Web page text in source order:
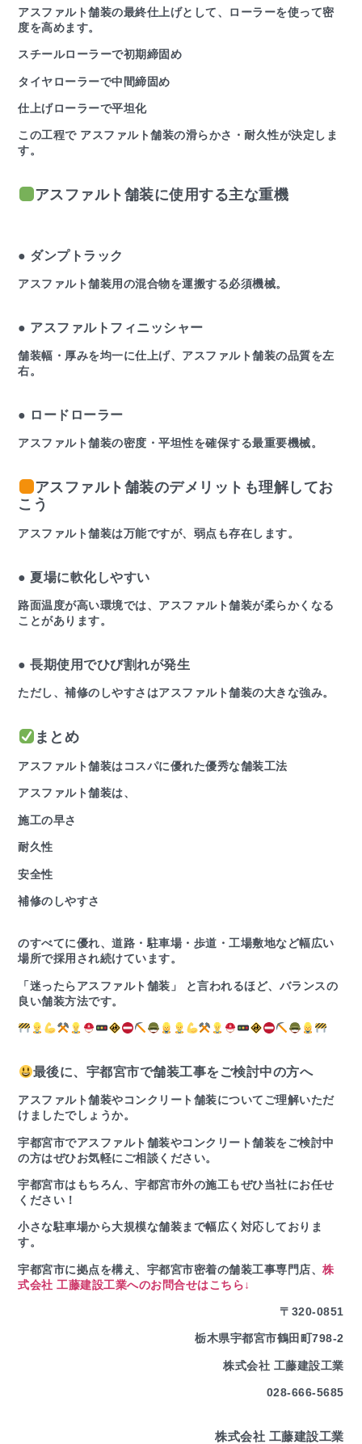
アスファルト舗装の最終仕上げとして、ローラーを使って密
度を高めます。
スチールローラーで初期締固め
タイヤローラーで中間締固め
仕上げローラーで平坦化
この工程で アスファルト舗装の滑らかさ・耐久性が決定しま
す。
アスファルト舗装に使用する主な重機
● ダンプトラック
アスファルト舗装用の混合物を運搬する必須機械。
● アスファルトフィニッシャー
舗装幅・厚みを均一に仕上げ、アスファルト舗装の品質を左
右。
● ロードローラー
アスファルト舗装の密度・平坦性を確保する最重要機械。
アスファルト舗装のデメリットも理解してお
こう
アスファルト舗装は万能ですが、弱点も存在します。
● 夏場に軟化しやすい
路面温度が高い環境では、アスファルト舗装が柔らかくなる
ことがあります。
● 長期使用でひび割れが発生
ただし、補修のしやすさはアスファルト舗装の大きな強み。
まとめ
アスファルト舗装はコスパに優れた優秀な舗装工法
アスファルト舗装は、
施工の早さ
耐久性
安全性
補修のしやすさ
のすべてに優れ、道路・駐車場・歩道・工場敷地など幅広い
場所で採用され続けています。
「迷ったらアスファルト舗装」 と言われるほど、バランスの
良い舗装方法です。
最後に、宇都宮市で舗装工事をご検討中の方へ
アスファルト舗装やコンクリート舗装についてご理解いただ
けましたでしょうか。
宇都宮市でアスファルト舗装やコンクリート舗装をご検討中
の方はぜひお気軽にご相談ください。
宇都宮市はもちろん、宇都宮市外の施工もぜひ当社にお任せ
ください！
小さな駐車場から大規模な舗装まで幅広く対応しておりま
す。
宇都宮市に拠点を構え、宇都宮市密着の舗装工事専門店、株
式会社 工藤建設工業へのお問合せはこちら↓
〒320-0851
栃木県宇都宮市鶴田町798-2
株式会社 工藤建設工業
028-666-5685
株式会社 工藤建設工業